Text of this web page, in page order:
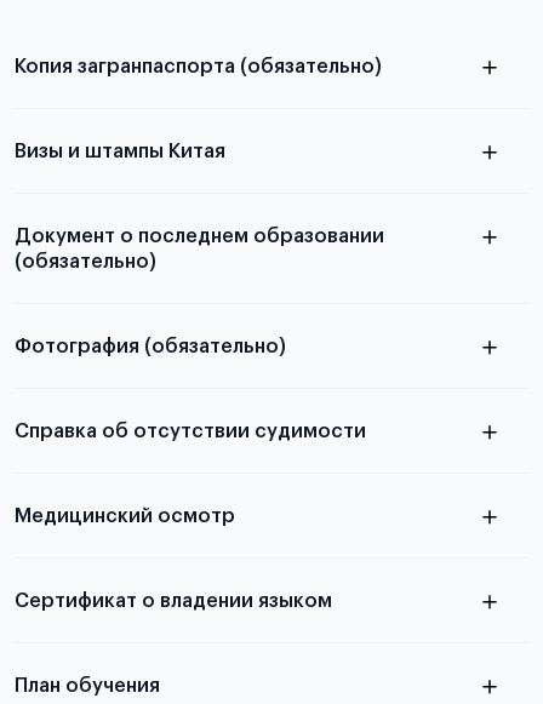
Копия загранпаспорта (обязательно)
паспорта
Визы и штампы Китая
Документ о последнем образовании
(обязательно)
абитуриентов, изложена в статье.
Фотография (обязательно)
принимаются
Справка об отсутствии судимости
Медицинский осмотр
Для примеров заполнения и пустых
Сертификат о владении языком
План обучения